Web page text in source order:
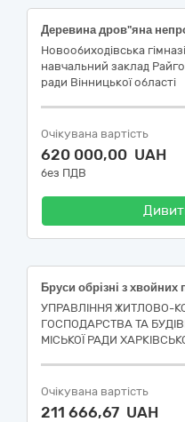
Новообиходівська
навчальний заклад
ради Вінницької області
Очікувана вартість
620 000,00 UAH
без ПДВ
Бруси обрізні з хвойних
УПРАВЛІННЯ ЖИТЛОВО-
ГОСПОДАРСТВА ТА
МІСЬКОЇ РАДИ
Очікувана вартість
211 666,67 UAH